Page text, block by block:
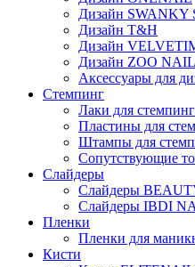
Дизайн SWANKY
Дизайн T&H
Дизайн
Дизайн ZOO
Аксессуары для
Стемпинг
Лаки для
Пластины для
Штампы для
Сопутствующие
Слайдеры
Слайдеры
Слайдеры IBDI
Пленки
Пленки для
Кисти